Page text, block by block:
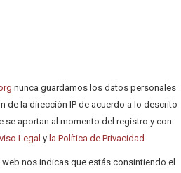
nunca guardamos los datos personales
de la dirección IP de acuerdo a lo descrito
se aportan al momento del registro y con
Legal y la Política de Privacidad .
nos indicas que estás consintiendo el